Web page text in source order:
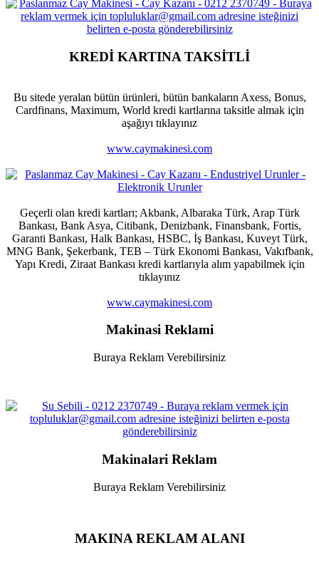
KREDİ KARTINA TAKSİTLİ
Bu sitede yeralan bütün ürünleri, bütün bankaların Axess, Bonus,
Cardfinans, Maximum, World kredi kartlarına taksitle almak için
aşağıyı tıklayınız
www.caymakinesi.com
Geçerli olan kredi kartları; Akbank, Albaraka Türk, Arap Türk
Bankası, Bank Asya, Citibank, Denizbank, Finansbank, Fortis,
Garanti Bankası, Halk Bankası, HSBC, İş Bankası, Kuveyt Türk,
MNG Bank, Şekerbank, TEB – Türk Ekonomi Bankası, Vakıfbank,
Yapı Kredi, Ziraat Bankası kredi kartlarıyla alım yapabilmek için
tıklayınız
www.caymakinesi.com
Makinasi Reklami
Buraya Reklam Verebilirsiniz
Makinalari Reklam
Buraya Reklam Verebilirsiniz
MAKINA REKLAM ALANI